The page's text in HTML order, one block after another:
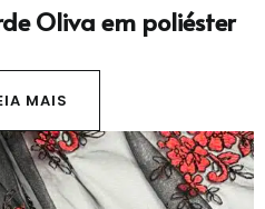
Oliva em poliéster
MAIS